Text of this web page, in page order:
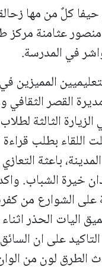
حيفا كلٌ من مها
عثامنة
في المدرسة.
القصر
الثالثة
اللقاء بطلب
باعثة
خيرة الشباب.
على الشوارع من
اليات الحذر
على ان
الطرق لون من